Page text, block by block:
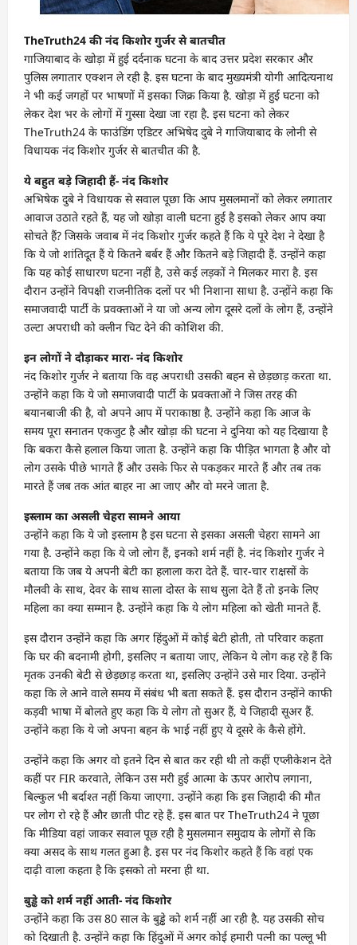
TheTruth24 की नंद किशोर गुर्जर से बातचीत
गाजियाबाद के खोड़ा में हुई दर्दनाक घटना के बाद उत्तर प्रदेश सरकार और
पुलिस लगातार एक्शन ले रही है. इस घटना के बाद मुख्यमंत्री योगी आदित्यनाथ
ने भी कई जगहों पर भाषणों में इसका जिक्र किया है. खोड़ा में हुई घटना को
लेकर देश भर के लोगों में गुस्सा देखा जा रहा है. इस घटना को लेकर
TheTruth24 के फाउंडिंग एडिटर अभिषेद दुबे ने गाजियाबाद के लोनी से
विधायक नंद किशोर गुर्जर से बातचीत की है.
ये बहुत बड़े जिहादी हैं- नंद किशोर
अभिषेक दुबे ने विधायक से सवाल पूछा कि आप मुसलमानों को लेकर लगातार
आवाज उठाते रहते हैं, यह जो खोड़ा वाली घटना हुई है इसको लेकर आप क्या
सोचते हैं? जिसके जवाब में नंद किशोर गुर्जर कहते हैं कि ये पूरे देश ने देखा है
कि ये जो शांतिदूत हैं ये कितने बर्बर हैं और कितने बड़े जिहादी हैं. उन्होंने कहा
कि यह कोई साधारण घटना नहीं है, उसे कई लड़कों ने मिलकर मारा है. इस
दौरान उन्होंने विपक्षी राजनीतिक दलों पर भी निशाना साधा है. उन्होंने कहा कि
समाजवादी पार्टी के प्रवक्ताओं ने या जो अन्य लोग दूसरे दलों के लोग हैं, उन्होंने
उल्टा अपराधी को क्लीन चिट देने की कोशिश की.
इन लोगों ने दौड़ाकर मारा- नंद किशोर
नंद किशोर गुर्जर ने बताया कि वह अपराधी उसकी बहन से छेड़छाड़ करता था.
उन्होंने कहा कि ये जो समाजवादी पार्टी के प्रवक्ताओं ने जिस तरह की
बयानबाजी की है, वो अपने आप में पराकाष्ठा है. उन्होंने कहा कि आज के
समय पूरा सनातन एकजुट है और खोड़ा की घटना ने दुनिया को यह दिखाया है
कि बकरा कैसे हलाल किया जाता है. उन्होंने कहा कि पीड़ित भागता है और वो
लोग उसके पीछे भागते हैं और उसके फिर से पकड़कर मारते हैं और तब तक
मारते हैं जब तक आंत बाहर ना आ जाए और वो मरने जाता है.
इस्लाम का असली चेहरा सामने आया
उन्होंने कहा कि ये जो इस्लाम है इस घटना से इसका असली चेहरा सामने आ
गया है. उन्होंने कहा कि ये जो लोग हैं, इनको शर्म नहीं है. नंद किशोर गुर्जर ने
बताया कि जब ये अपनी बेटी का हलाला करा देते हैं. चार-चार राक्षसों के
मौलवी के साथ, देवर के साथ साला दोस्त के साथ सुला देते हैं तो इनके लिए
महिला का क्या सम्मान है. उन्होंने कहा कि ये लोग महिला को खेती मानते हैं.
इस दौरान उन्होंने कहा कि अगर हिंदुओं में कोई बेटी होती, तो परिवार कहता
कि घर की बदनामी होगी, इसलिए न बताया जाए, लेकिन ये लोग कह रहे हैं कि
मृतक उनकी बेटी से छेड़छाड़ करता था, इसलिए उन्होंने उसे मार दिया. उन्होंने
कहा कि ले आने वाले समय में संबंध भी बता सकते हैं. इस दौरान उन्होंने काफी
कड़वी भाषा में बोलते हुए कहा कि ये लोग तो सुअर हैं, ये जिहादी सूअर हैं.
उन्होंने कहा कि ये जो अपना बहन के भाई नहीं हुए ये दूसरे के कैसे होंगे.
उन्होंने कहा कि अगर वो इतने दिन से बात कर रही थी तो कहीं एप्लीकेशन देते
कहीं पर FIR करवाते, लेकिन उस मरी हुई आत्मा के ऊपर आरोप लगाना,
बिल्कुल भी बर्दाश्त नहीं किया जाएगा. उन्होंने कहा कि इस जिहादी की मौत
पर लोग रो रहे हैं और छाती पीट रहे हैं. इस बात पर TheTruth24 ने पूछा
कि मीडिया वहां जाकर सवाल पूछ रही है मुसलमान समुदाय के लोगों से कि
क्या असद के साथ गलत हुआ है. इस पर नंद किशोर कहते हैं कि वहां एक
दाढ़ी वाला कहता है कि इसको तो मरना ही था.
बुड्ढे को शर्म नहीं आती- नंद किशोर
उन्होंने कहा कि उस 80 साल के बुड्ढे को शर्म नहीं आ रही है. यह उसकी सोच
को दिखाती है. उन्होंने कहा कि हिंदुओं में अगर कोई हमारी पत्नी का पल्लू भी